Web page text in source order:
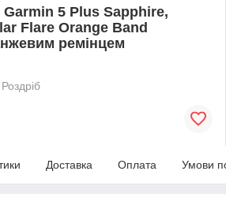
5 Plus Sapphire,
Flare Orange Band
ремінцем
Роздріб
Доставка Оплата Умови